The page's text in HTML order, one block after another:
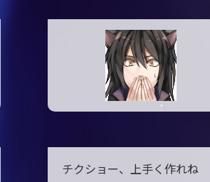
チクショー、上手く作れね